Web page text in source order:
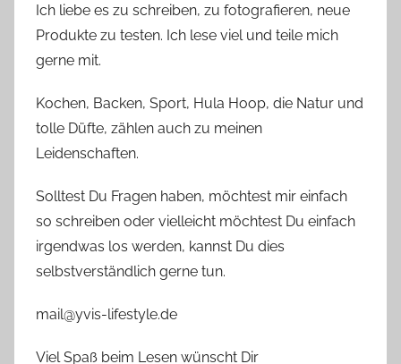
Ich liebe es zu schreiben, zu fotografieren, neue
Produkte zu testen. Ich lese viel und teile mich
gerne mit.
Kochen, Backen, Sport, Hula Hoop, die Natur und
tolle Düfte, zählen auch zu meinen
Leidenschaften.
Solltest Du Fragen haben, möchtest mir einfach
so schreiben oder vielleicht möchtest Du einfach
irgendwas los werden, kannst Du dies
selbstverständlich gerne tun.
mail@yvis-lifestyle.de
Viel Spaß beim Lesen wünscht Dir